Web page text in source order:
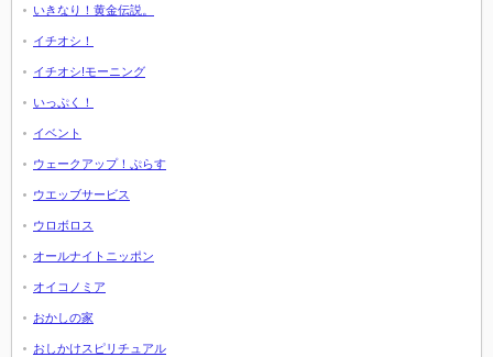
いきなり！黄金伝説。
イチオシ！
イチオシ!モーニング
いっぷく！
イベント
ウェークアップ！ぷらす
ウエッブサービス
ウロボロス
オールナイトニッポン
オイコノミア
おかしの家
おしかけスピリチュアル